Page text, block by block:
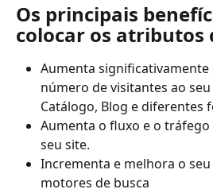
Os principais
colocar os atributos
Aumenta significativamente
número de visitantes ao
Catálogo, Blog e diferentes
Aumenta o fluxo e o
seu site.
Incrementa e melhora o
motores de busca